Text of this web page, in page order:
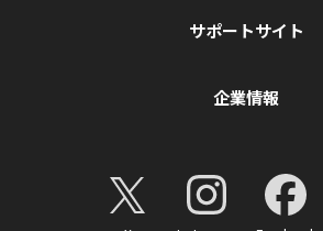
サポートサイト
企業情報